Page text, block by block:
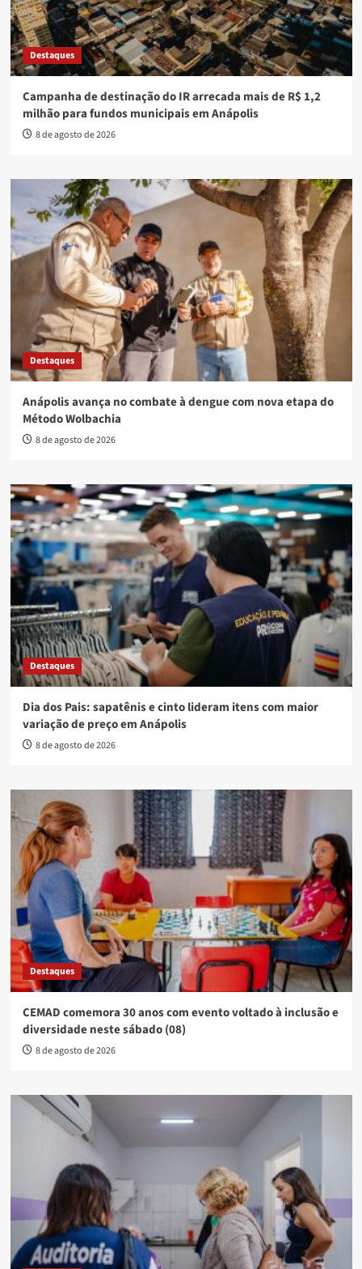
Destaques
Campanha de destinação do IR arrecada mais de R$ 1,2
milhão para fundos municipais em Anápolis
8 de agosto de 2026
Destaques
Anápolis avança no combate à dengue com nova etapa do
Método Wolbachia
8 de agosto de 2026
Destaques
Dia dos Pais: sapatênis e cinto lideram itens com maior
variação de preço em Anápolis
8 de agosto de 2026
Destaques
CEMAD comemora 30 anos com evento voltado à inclusão e
diversidade neste sábado (08)
8 de agosto de 2026